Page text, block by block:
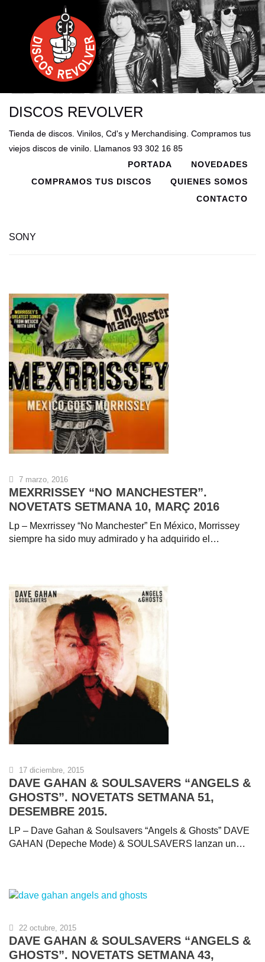
DISCOS REVOLVER
Tienda de discos. Vinilos, Cd's y Merchandising. Compramos tus
viejos discos de vinilo. Llamanos 93 302 16 85
PORTADA
NOVEDADES
COMPRAMOS TUS DISCOS
QUIENES SOMOS
CONTACTO
SONY
7 marzo, 2016
MEXRRISSEY “NO MANCHESTER”.
NOVETATS SETMANA 10, MARÇ 2016
Lp – Mexrrissey “No Manchester” En México, Morrissey
siempre ha sido muy admirado y ha adquirido el…
17 diciembre, 2015
DAVE GAHAN & SOULSAVERS “ANGELS &
GHOSTS”. NOVETATS SETMANA 51,
DESEMBRE 2015.
LP – Dave Gahan & Soulsavers “Angels & Ghosts” DAVE
GAHAN (Depeche Mode) & SOULSAVERS lanzan un…
22 octubre, 2015
DAVE GAHAN & SOULSAVERS “ANGELS &
GHOSTS”. NOVETATS SETMANA 43,